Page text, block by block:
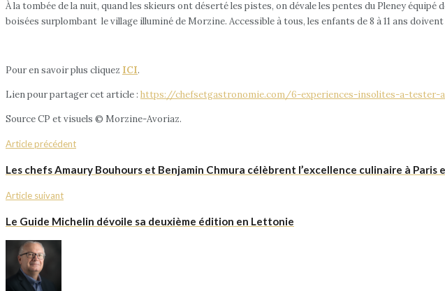
À la tombée de la nuit, quand les skieurs ont déserté les pistes, on dévale les pentes du Pleney
boisées surplombant le village illuminé de Morzine. Accessible à tous, les enfants de 8 à 11 ans
Pour en savoir plus cliquez ICI.
Lien pour partager cet article : https://chefsetgastronomie.com/6-experiences-insolites-a-
Source CP et visuels © Morzine-Avoriaz.
Article précédent
Les chefs Amaury Bouhours et Benjamin Chmura célèbrent l’excellence culinaire à Paris
Article suivant
Le Guide Michelin dévoile sa deuxième édition en Lettonie